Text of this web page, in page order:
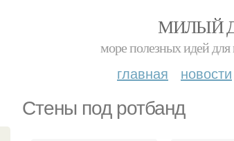
МИЛЫЙ
море полезных идей
главная новости
Стены под ротбанд